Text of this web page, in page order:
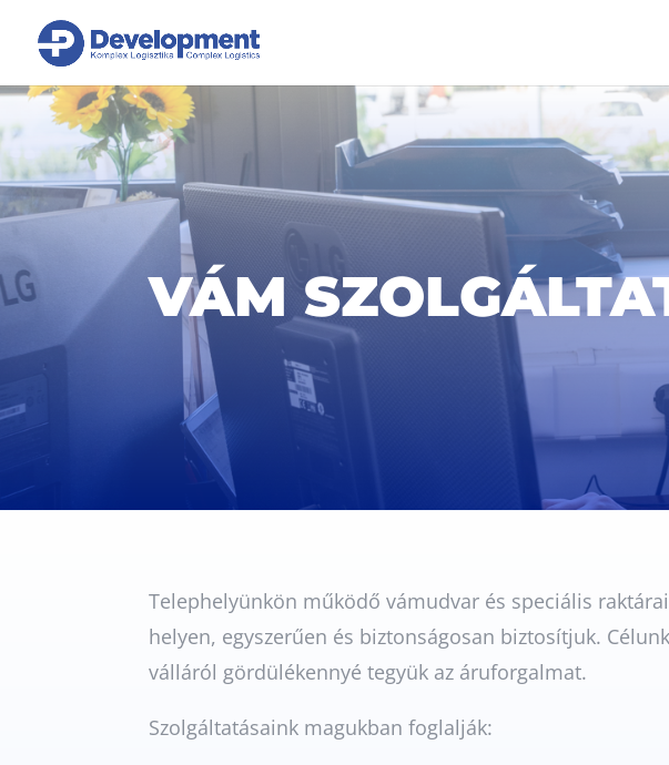
VÁM
Telephelyünkön működő vámudvar és speciális
helyen, egyszerűen és biztonságosan biztosítjuk.
válláról gördülékennyé tegyük az áruforgalmat.
Szolgáltatásaink magukban foglalják: